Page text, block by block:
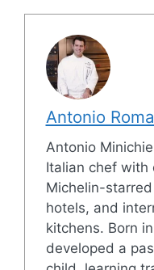
Antonio
Antonio
Italian chef with
Michelin-
hotels, and
kitchens. Born
developed a